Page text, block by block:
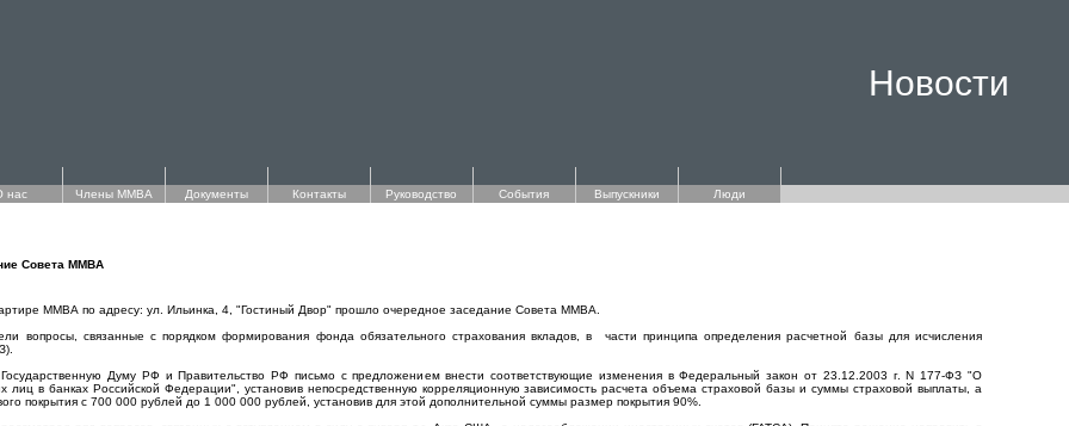
Новости
нас Члены ММВА Документы Контакты Руководство События Выпускники Люди
Совета ММВА
ММВА по адресу: ул. Ильинка, 4, "Гостиный Двор" прошло очередное заседание Совета ММВА.
вопросы, связанные с порядком формирования фонда обязательного страхования вкладов, в части принципа определения расчетной базы для исчисления
Думу РФ и Правительство РФ письмо с предложением внести соответствующие изменения в Федеральный закон от 23.12.2003 г. N 177-ФЗ "О
лиц в банках Российской Федерации", установив непосредственную корреляционную зависимость расчета объема страховой базы и суммы страховой выплаты, а
покрытия с 700 000 рублей до 1 000 000 рублей, установив для этой дополнительной суммы размер покрытия 90%.